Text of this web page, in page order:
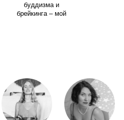
буддизма и
брейкинга – мой